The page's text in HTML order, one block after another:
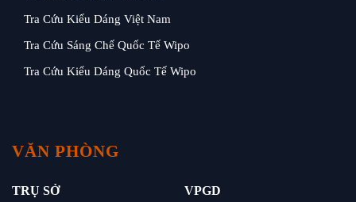
Tra Cứu Kiểu Dáng Việt Nam
Tra Cứu Sáng Chế Quốc Tế Wipo
Tra Cứu Kiểu Dáng Quốc Tế Wipo
VĂN PHÒNG
TRỤ SỞ VPGD